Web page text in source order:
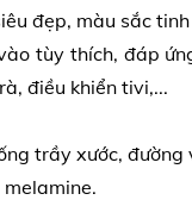
đẹp, màu sắc
tùy thích, đáp
điều khiển tivi,...
trầy xước,